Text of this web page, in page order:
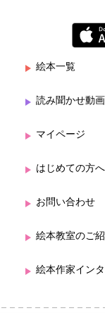
絵本一覧
読み聞かせ動
マイページ
はじめての方へ
お問い合わせ
絵本教室のご
絵本作家イン